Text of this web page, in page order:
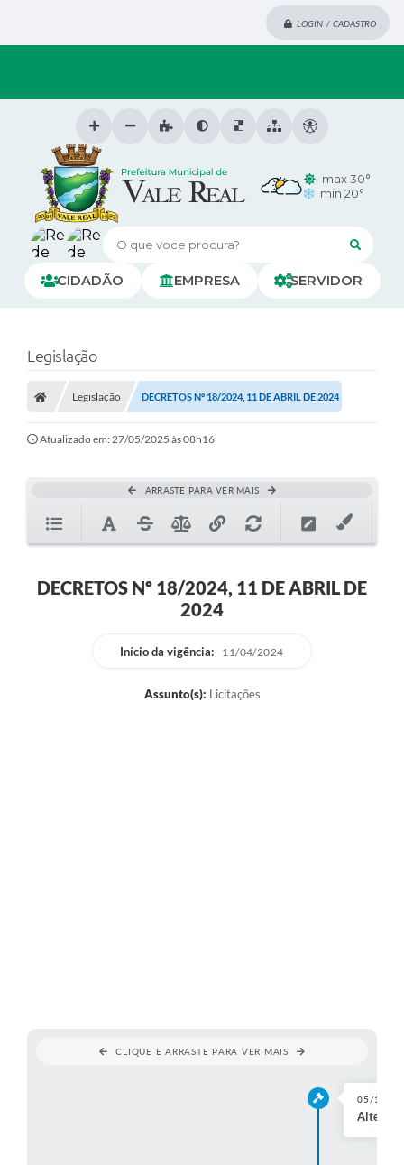
LOGIN / CADASTRO
O que voce procura?
CIDADÃO EMPRESA SERVIDOR
max 30°
min 20°
Legislação
Legislação DECRETOS Nº 18/2024, 11 DE ABRIL DE 2024
Atualizado em: 27/05/2025 às 08h16
ARRASTE PARA VER MAIS
DECRETOS Nº 18/2024, 11 DE ABRIL DE
2024
Início da vigência: 11/04/2024
Assunto(s): Licitações
CLIQUE E ARRASTE PARA VER MAIS
05/11/